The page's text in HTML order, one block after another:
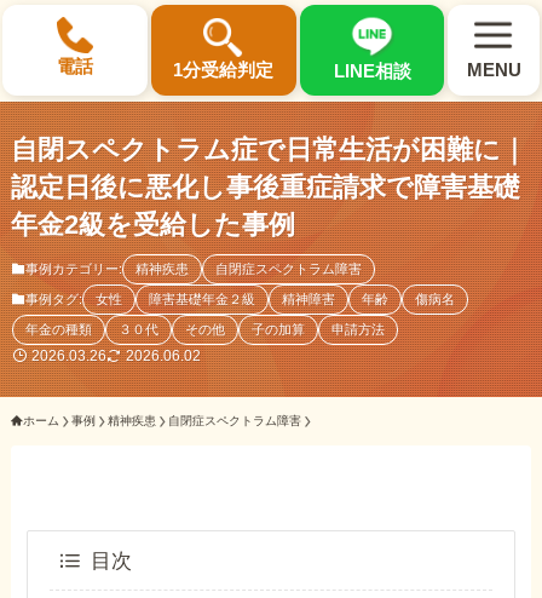
電話 1分受給判定 LINE相談 MENU
×
選ばれる3つの理由
初回相談料0円・受給後報酬型
サポート料金について
県内 No.1 の豊富な知識と経験
自閉スペクトラム症で日常生活が困難に｜
認定日後に悪化し事後重症請求で障害基礎
年金2級を受給した事例
事例カテゴリー: 精神疾患 自閉症スペクトラム障害
事例タグ: 女性 障害基礎年金２級 精神障害 年齢 傷病名
年金の種類 ３０代 その他 子の加算 申請方法
2026.03.26 2026.06.02
ホーム 事例 精神疾患 自閉症スペクトラム障害
目次